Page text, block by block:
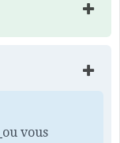
ou vous